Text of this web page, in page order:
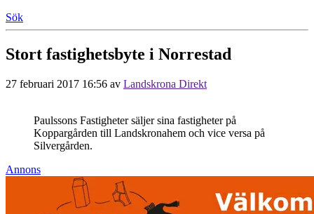
Sök
Stort fastighetsbyte i Norrestad
27 februari 2017 16:56 av Landskrona Direkt
Paulssons Fastigheter säljer sina fastigheter på
Koppargården till Landskronahem och vice versa på
Silvergården.
Annons